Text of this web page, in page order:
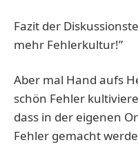
Fazit der
mehr Fehlerkultur!”
Aber mal Hand aufs
schön Fehler
dass in der eigenen
Fehler gemacht